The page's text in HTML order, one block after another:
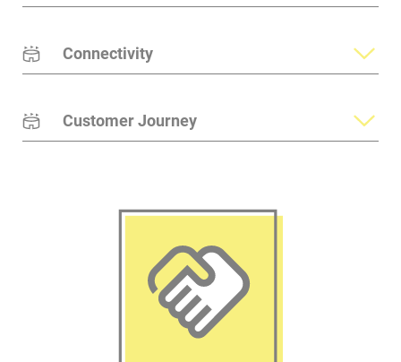
Connectivity
Customer Journey